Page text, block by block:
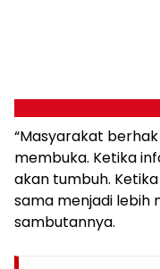
“Masyarakat
membuka. Ketika
akan tumbuh.
sama menjadi lebih
sambutannya.